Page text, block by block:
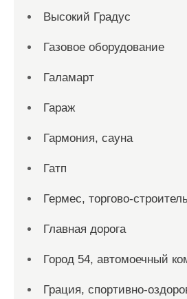
Высокий Градус
Газовое оборудование
Галамарт
Гараж
Гармония, сауна
Гатп
Гермес, торгово-
Главная дорога
Город 54, автомоечный
Грация, спортивно-